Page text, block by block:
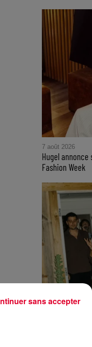
7 août 2026
Hugel
Fashion Week
Parcels rend
scène en
sans accepter